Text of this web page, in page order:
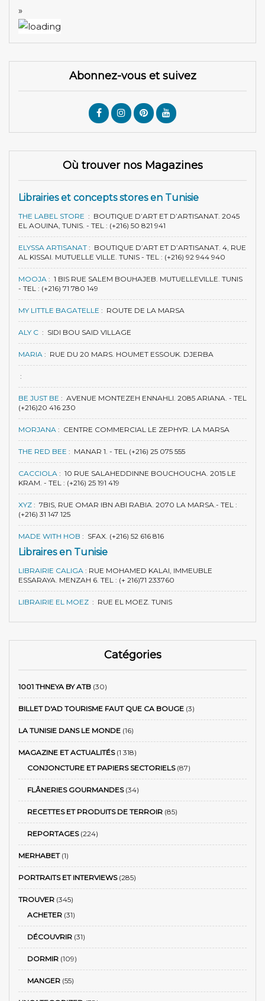
»
Abonnez-vous et suivez
Où trouver nos Magazines
Librairies et concepts stores en Tunisie
THE LABEL STORE : BOUTIQUE D’ART ET D’ARTISANAT. 2045
EL AOUINA, TUNIS. - TEL : (+216) 50 821 941
ELYSSA ARTISANAT : BOUTIQUE D’ART ET D’ARTISANAT. 4, RUE
AL KISSAI. MUTUELLE VILLE. TUNIS - TEL : (+216) 92 944 940
MOOJA : 1 BIS RUE SALEM BOUHAJEB. MUTUELLEVILLE. TUNIS
- TEL : (+216) 71 780 149
MY LITTLE BAGATELLE : ROUTE DE LA MARSA
ALY C : SIDI BOU SAID VILLAGE
MARIA : RUE DU 20 MARS. HOUMET ESSOUK. DJERBA
:
BE JUST BE : AVENUE MONTEZEH ENNAHLI. 2085 ARIANA. - TEL
(+216)20 416 230
MORJANA : CENTRE COMMERCIAL LE ZEPHYR. LA MARSA
THE RED BEE : MANAR 1. - TEL (+216) 25 075 555
CACCIOLA : 10 RUE SALAHEDDINNE BOUCHOUCHA. 2015 LE
KRAM. - TEL : (+216) 25 191 419
XYZ : 7BIS, RUE OMAR IBN ABI RABIA. 2070 LA MARSA.- TEL :
(+216) 31 147 125
MADE WITH HOB : SFAX. (+216) 52 616 816
Libraires en Tunisie
LIBRAIRIE CALIGA : RUE MOHAMED KALAI, IMMEUBLE
ESSARAYA. MENZAH 6. TEL : (+ 216)71 233760
LIBRAIRIE EL MOEZ : RUE EL MOEZ. TUNIS
Catégories
1001 THNEYA BY ATB (30)
BILLET D'AD TOURISME FAUT QUE CA BOUGE (3)
LA TUNISIE DANS LE MONDE (16)
MAGAZINE ET ACTUALITÉS(1 318)
CONJONCTURE ET PAPIERS SECTORIELS(87)
FLÂNERIES GOURMANDES(34)
RECETTES ET PRODUITS DE TERROIR (85)
REPORTAGES(224)
MERHABET(1)
PORTRAITS ET INTERVIEWS(285)
TROUVER (345)
ACHETER (31)
DÉCOUVRIR (31)
DORMIR (109)
MANGER (55)